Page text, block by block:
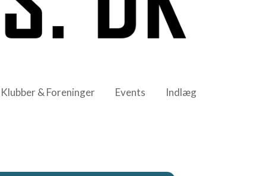
& Foreninger Events Indlæg